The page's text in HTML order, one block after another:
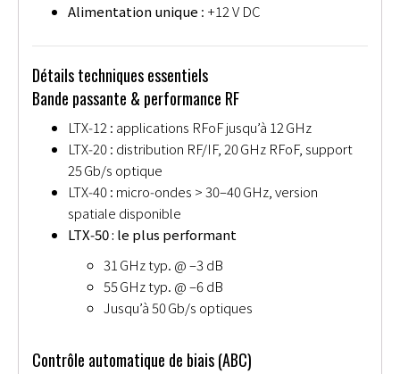
Alimentation unique : +12 V DC
Détails techniques essentiels
Bande passante & performance RF
LTX‑12 : applications RFoF jusqu’à 12 GHz
LTX‑20 : distribution RF/IF, 20 GHz RFoF, support
25 Gb/s optique
LTX‑40 : micro‑ondes > 30–40 GHz, version
spatiale disponible
LTX‑50 : le plus performant
31 GHz typ. @ –3 dB
55 GHz typ. @ –6 dB
Jusqu’à 50 Gb/s optiques
Contrôle automatique de biais (ABC)